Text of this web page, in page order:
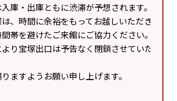
庫・出庫ともに渋滞が予想されます。
、時間に余裕をもってお越しいただき、
帯を避けたご来館にご協力ください。
り宝塚出口は予告なく閉鎖させていただく
ますようお願い申し上げます。